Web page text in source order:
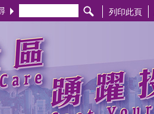
列印此頁